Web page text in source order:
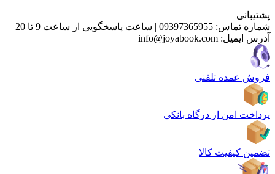
پشتیبانی
شماره تماس: 09397365955
| ساعت پاسخگویی از ساعت 9 تا 20
آدرس ایمیل: info@joyabook.com
فروش عمده تلفنی
پرداخت امن از درگاه بانکی
تضمین کیفیت کالا